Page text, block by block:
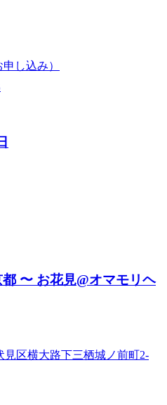
し込み）
〜 お花見@オマモリヘ
見区横大路下三栖城ノ前町2-